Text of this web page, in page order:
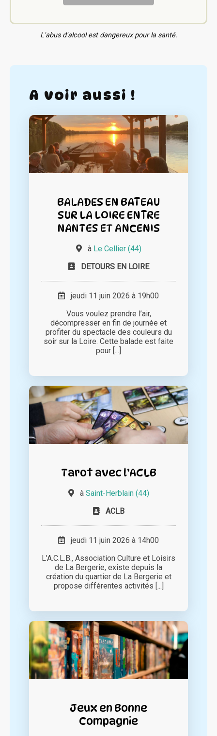
L'abus d'alcool est dangereux pour la santé.
A voir aussi !
BALADES EN BATEAU
SUR LA LOIRE ENTRE
NANTES ET ANCENIS
à Le Cellier (44)
DETOURS EN LOIRE
jeudi 11 juin 2026 à 19h00
Vous voulez prendre l’air,
décompresser en fin de journée et
profiter du spectacle des couleurs du
soir sur la Loire. Cette balade est faite
pour [...]
Tarot avec l’ACLB
à Saint-Herblain (44)
ACLB
jeudi 11 juin 2026 à 14h00
L’A.C.L.B., Association Culture et Loisirs
de La Bergerie, existe depuis la
création du quartier de La Bergerie et
propose différentes activités [...]
Jeux en Bonne
Compagnie